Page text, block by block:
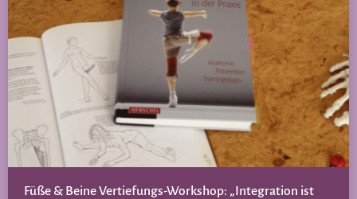
Füße & Beine Vertiefungs-Workshop: „Integration ist